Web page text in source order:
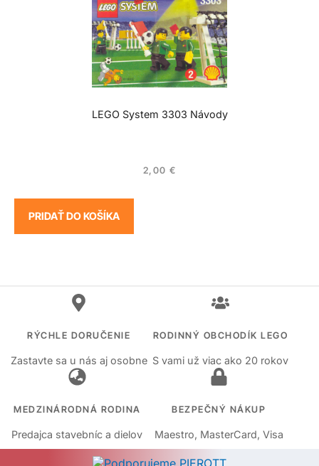
LEGO System 3303 Návody
2,00 €
PRIDAŤ DO KOŠÍKA
RÝCHLE DORUČENIE
Zastavte sa u nás aj osobne
RODINNÝ OBCHODÍK LEGO
S vami už viac ako 20 rokov
MEDZINÁRODNÁ RODINA
Predajca stavebníc a dielov
BEZPEČNÝ NÁKUP
Maestro, MasterCard, Visa